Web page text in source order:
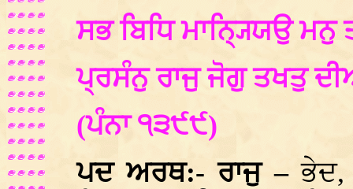
ਸਭ ਬਿਧਿ ਮਾਨ੍ਯ੍ਯਿਉ ਮਨੁ
ਪ੍ਰਸੰਨੁ ਰਾਜੁ ਜੋਗੁ ਤਖਤੁ
(ਪੰਨਾ ੧੩੯੯)
ਪਦ ਅਰਥ:- ਰਾਜੁ –